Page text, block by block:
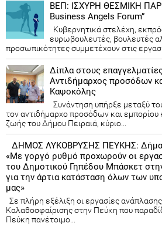
ΒΕΠ: ΙΣΧΥΡΗ ΘΕΣΜΙΚΗ
Business Angels Forum”
Κυβερνητικά στελέχη,
ευρωβουλευτές, βουλευτές
προσωπικότητες συμμετέχουν στις
Δίπλα στους
Αντιδήμαρχος προσόδων
Καψοκόλης
Συνάντηση υπήρξε μεταξύ
τον αντιδήμαρχο προσόδων και εμπορίου
ζωής του Δήμου Πειραιά, κύριο...
ΔΗΜΟΣ ΛΥΚΟΒΡΥΣΗΣ ΠΕΥΚΗΣ:
«Με γοργό ρυθμό προχωρούν οι
του Δημοτικού Γηπέδου Μπάσκετ
για την άρτια κατάσταση όλων των
μας»
Σε πλήρη εξέλιξη οι εργασίες
Καλαθοσφαίρισης στην Πεύκη που
Πεύκη πανέτοιμο...